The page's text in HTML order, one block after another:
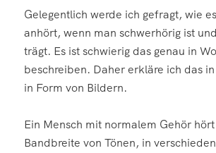
Gelegentlich werde ich gefragt, wie
anhört, wenn man schwerhörig ist
trägt. Es ist schwierig das genau in
beschreiben. Daher erkläre ich das
in Form von Bildern.
Ein Mensch mit normalem Gehör
Bandbreite von Tönen, in